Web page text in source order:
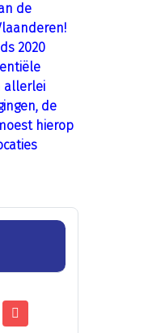
de
2020
allerlei
de
hierop